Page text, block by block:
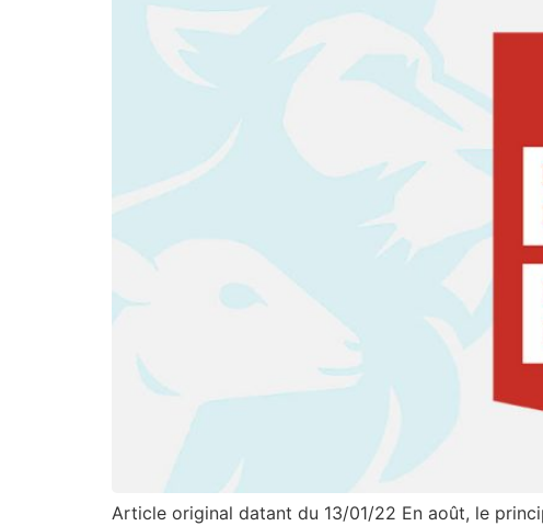
Article original datant du 13/01/22 En août, le